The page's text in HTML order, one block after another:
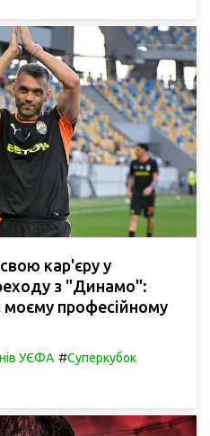
кар'єру у
з "Динамо":
моєму професійному
УЄФА #Суперкубок